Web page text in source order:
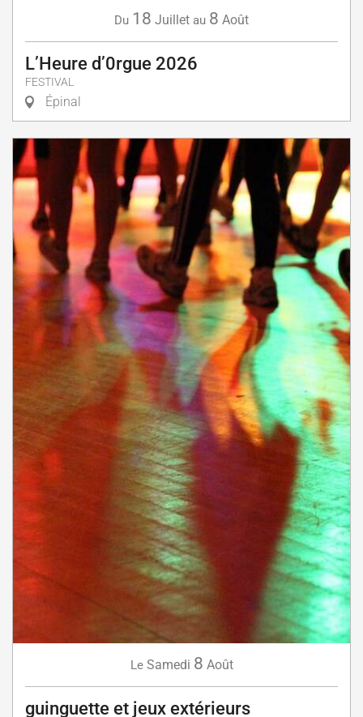
Du 18 Juillet au 8 Août
L’Heure d’0rgue 2026
FESTIVAL
Épinal
Le Samedi 8 Août
guinguette et jeux extérieurs